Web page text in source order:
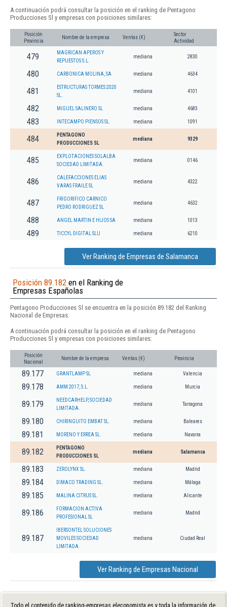
A continuación podrá consultar la posición en el ranking de Pentagono
Producciones Sl y empresas con posiciones similares:
Posición
Provincia
Nombre de la empresa Ventas (€)
Sector
Actividad
479
MAGRICAN APEROS Y
REPUESTOS S.L.
mediana 2830
480 CARBONICA MOLINA, SA mediana 4634
481
ESTRUCTURAS TORMES 2020
SL.
mediana 4101
482 MIGUEL SALINERO SL mediana 4683
483 INTECAMPO PIENSOS SL. mediana 1091
484
PENTAGONO
PRODUCCIONES SL
mediana 9329
485
EXPLOTACIONES SOLALBA
SOCIEDAD LIMITADA.
mediana 0146
486
CALEFACCIONES ELIAS
VARAS FRAILE SL
mediana 4322
487
FRIGORIFICO CARNICO
PEDRO RODRIGUEZ SL
mediana 4632
488 ANGEL MARTIN E HIJOS SA mediana 1013
489 TICCYL DIGITAL SLU mediana 6210
Ver Ranking de Empresas de Salamanca
Posición 89.182 en el Ranking de
Empresas Españolas
Pentagono Producciones Sl se encuentra en la posición 89.182 del Ranking
Nacional de Empresas.
A continuación podrá consultar la posición en el ranking de Pentagono
Producciones Sl y empresas con posiciones similares:
Posición
Nacional
Nombre de la empresa Ventas (€) Provincia
89.177 GRANTLAMP SL mediana Valencia
89.178 AMM 2017, S.L. mediana Murcia
89.179
NEEDCARHELP, SOCIEDAD
LIMITADA.
mediana Tarragona
89.180 CHIRINGUITO EMBAT SL. mediana Baleares
89.181 MORENO Y ERREA SL. mediana Navarra
89.182
PENTAGONO
PRODUCCIONES SL
mediana Salamanca
89.183 ZEROLYNX SL. mediana Madrid
89.184 DIMACO TRADING SL. mediana Málaga
89.185 MALINA CITRUS SL. mediana Alicante
89.186
FORMACION ACTIVA
PROFESIONAL SL
mediana Madrid
89.187
IBERSONTEL SOLUCIONES
MOVILES SOCIEDAD
LIMITADA.
mediana Ciudad Real
Ver Ranking de Empresas Nacional
Todo el contenido de ranking-empresas.eleconomista.es y toda la información de